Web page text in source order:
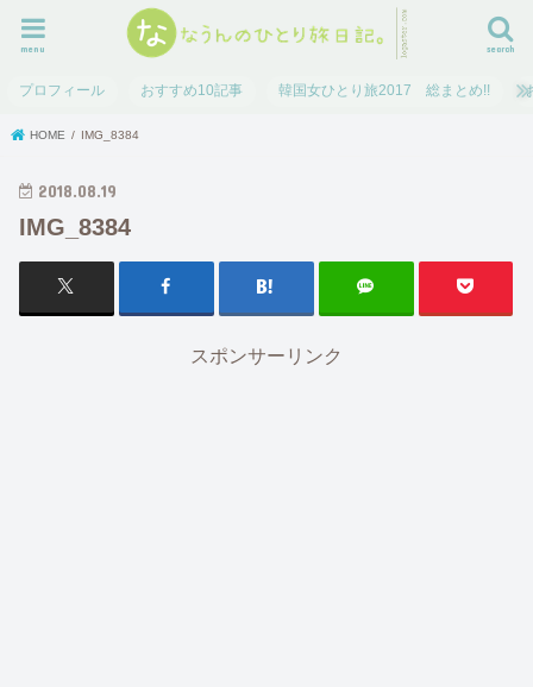
search
menu
プロフィール おすすめ10記事 韓国女ひとり旅2017 総まとめ!!
HOME IMG_8384
2018.08.19
IMG_8384
スポンサーリンク